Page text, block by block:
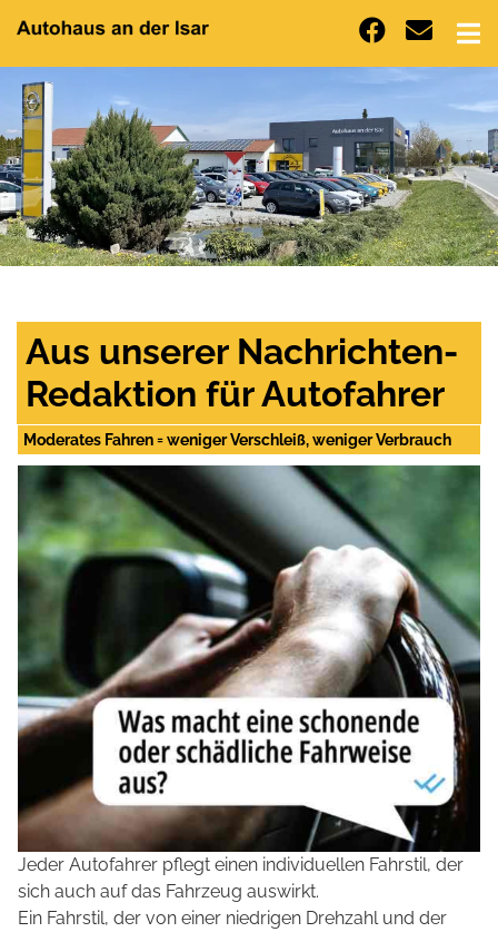
Aus unserer Nachrichten-
Redaktion für Autofahrer
Moderates Fahren = weniger Verschleiß, weniger Verbrauch
Jeder Autofahrer pflegt einen individuellen Fahrstil, der
sich auch auf das Fahrzeug auswirkt.
Ein Fahrstil, der von einer niedrigen Drehzahl und der